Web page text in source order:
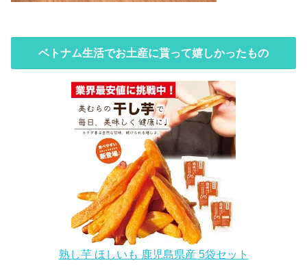
ベトナム生活でお土産に貰って嬉しかったもの
熟し芋 ほしいも 鹿児島県産 5袋セット